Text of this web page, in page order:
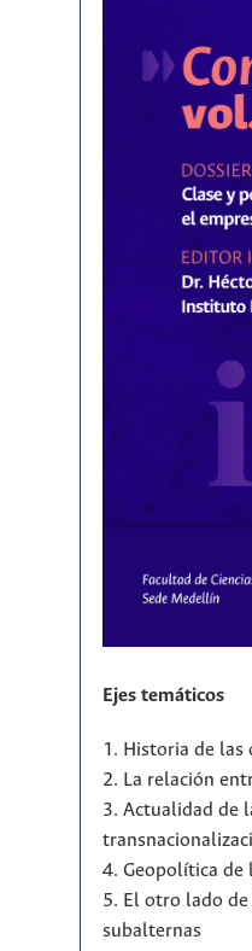
Ejes temáticos
1. Historia de las
2. La relación
3. Actualidad de
4. Geopolítica de
5. El otro lado de
subalternas